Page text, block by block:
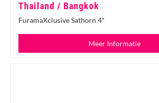
Thailand / Bangkok
FuramaXclusive Sathorn 4*
Meer Informatie